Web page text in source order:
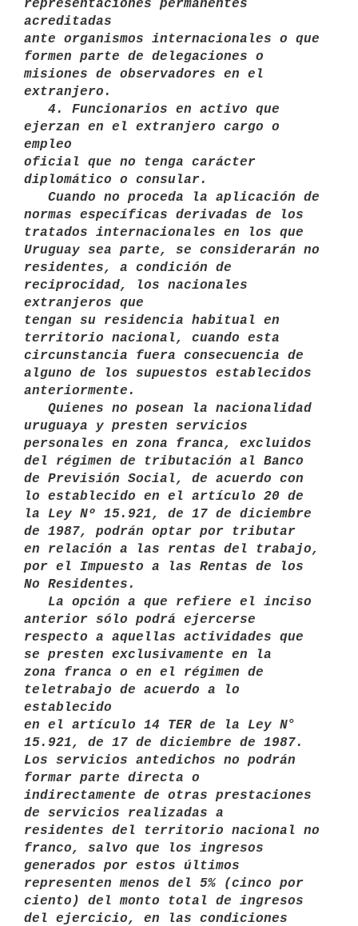
representaciones permanentes
acreditadas
ante organismos internacionales o que
formen parte de delegaciones o
misiones de observadores en el
extranjero.
ejerzan en el extranjero cargo o
empleo
oficial que no tenga carácter
diplomático o consular.
normas específicas derivadas de los
tratados internacionales en los que
Uruguay sea parte, se considerarán no
residentes, a condición de
reciprocidad, los nacionales
extranjeros que
tengan su residencia habitual en
territorio nacional, cuando esta
circunstancia fuera consecuencia de
alguno de los supuestos establecidos
anteriormente.
uruguaya y presten servicios
personales en zona franca, excluidos
del régimen de tributación al Banco
de Previsión Social, de acuerdo con
lo establecido en el artículo 20 de
la Ley Nº 15.921, de 17 de diciembre
de 1987, podrán optar por tributar
en relación a las rentas del trabajo,
por el Impuesto a las Rentas de los
No Residentes.
anterior sólo podrá ejercerse
respecto a aquellas actividades que
se presten exclusivamente en la
zona franca o en el régimen de
teletrabajo de acuerdo a lo
establecido
en el artículo 14 TER de la Ley N°
15.921, de 17 de diciembre de 1987.
Los servicios antedichos no podrán
formar parte directa o
indirectamente de otras prestaciones
de servicios realizadas a
residentes del territorio nacional no
franco, salvo que los ingresos
generados por estos últimos
representen menos del 5% (cinco por
ciento) del monto total de ingresos
del ejercicio, en las condiciones